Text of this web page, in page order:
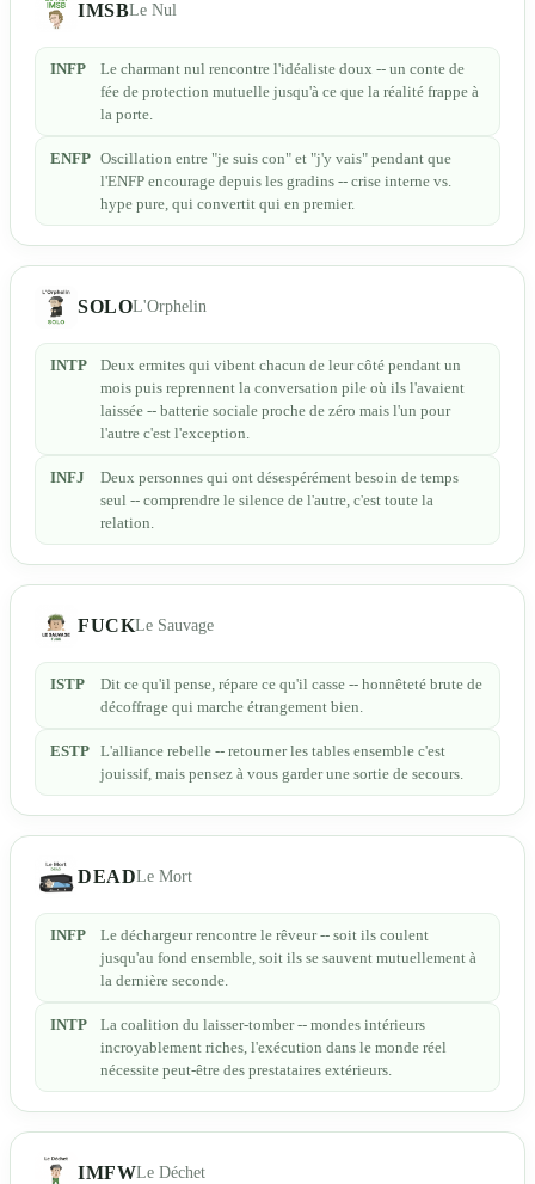
IMSBLe Nul
INFP
Le charmant nul rencontre l'idéaliste doux -- un conte de
fée de protection mutuelle jusqu'à ce que la réalité frappe à
la porte.
ENFP Oscillation entre "je suis con" et "j'y vais" pendant que
l'ENFP encourage depuis les gradins -- crise interne vs.
hype pure, qui convertit qui en premier.
SOLOL'Orphelin
INTP
Deux ermites qui vibent chacun de leur côté pendant un
mois puis reprennent la conversation pile où ils l'avaient
laissée -- batterie sociale proche de zéro mais l'un pour
l'autre c'est l'exception.
INFJ
Deux personnes qui ont désespérément besoin de temps
seul -- comprendre le silence de l'autre, c'est toute la
relation.
FUCKLe Sauvage
ISTP
Dit ce qu'il pense, répare ce qu'il casse -- honnêteté brute de
décoffrage qui marche étrangement bien.
ESTP L'alliance rebelle -- retourner les tables ensemble c'est
jouissif, mais pensez à vous garder une sortie de secours.
DEADLe Mort
INFP
Le déchargeur rencontre le rêveur -- soit ils coulent
jusqu'au fond ensemble, soit ils se sauvent mutuellement à
la dernière seconde.
INTP
La coalition du laisser-tomber -- mondes intérieurs
incroyablement riches, l'exécution dans le monde réel
nécessite peut-être des prestataires extérieurs.
IMFWLe Déchet